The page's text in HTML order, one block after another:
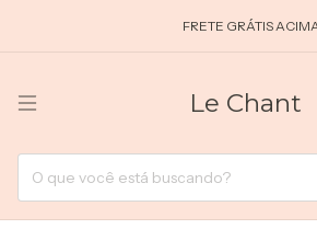
FRETE GRÁTIS ACIMA DE R$500,00
Le Chant